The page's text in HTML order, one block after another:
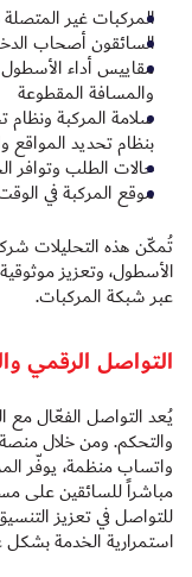
المركبات غير
السائقون أصحاب
مقاييس أداء الأسطول
والمسافة المقطوعة
سلامة المركبة ونظام
بنظام تحديد المواقع
حالات الطلب وتوافر
موقع المركبة في
تُمكّن هذه التحليلات
الأسطول، وتعزيز
عبر شبكة المركبات.
التواصل الرقمي
يُعد التواصل الفعّال مع
والتحكم. ومن خلال
واتساب منظمة، يوفّر
مباشراً للسائقين على
للتواصل في تعزيز
استمرارية الخدمة بشكل